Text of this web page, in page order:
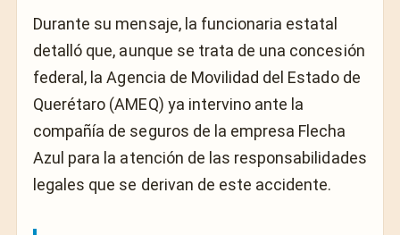
Durante su mensaje, la funcionaria estatal
detalló que, aunque se trata de una concesión
federal, la Agencia de Movilidad del Estado de
Querétaro (AMEQ) ya intervino ante la
compañía de seguros de la empresa Flecha
Azul para la atención de las responsabilidades
legales que se derivan de este accidente.